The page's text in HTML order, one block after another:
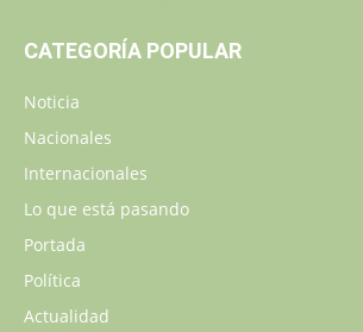
CATEGORÍA POPULAR
Noticia
Nacionales
Internacionales
Lo que está pasando
Portada
Política
Actualidad